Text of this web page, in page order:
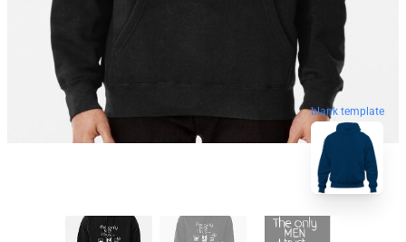
blank template